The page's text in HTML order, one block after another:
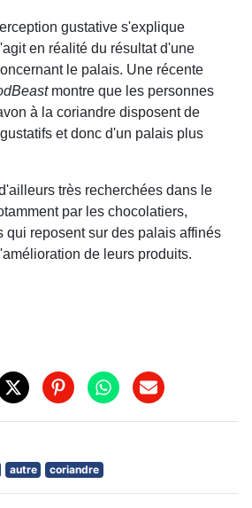
gustative s'explique
en réalité du résultat d'une
le palais. Une récente
montre que les personnes
à la coriandre disposent de
et donc d'un palais plus
très recherchées dans le
par les chocolatiers,
qui reposent sur des palais affinés
de leurs produits.
autre coriandre